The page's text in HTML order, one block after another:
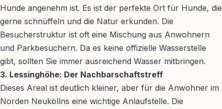
Hunde angenehm ist. Es ist der perfekte Ort für Hunde, die
gerne schnüffeln und die Natur erkunden. Die
Besucherstruktur ist oft eine Mischung aus Anwohnern
und Parkbesuchern. Da es keine offizielle Wasserstelle
gibt, sollten Sie immer ausreichend Wasser mitbringen.
3. Lessinghöhe: Der Nachbarschaftstreff
Dieses Areal ist deutlich kleiner, aber für die Anwohner im
Norden Neuköllns eine wichtige Anlaufstelle. Die